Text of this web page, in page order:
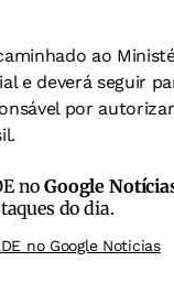
ao
e deverá seguir
por
noGoogle
do dia.
no Google Noticias